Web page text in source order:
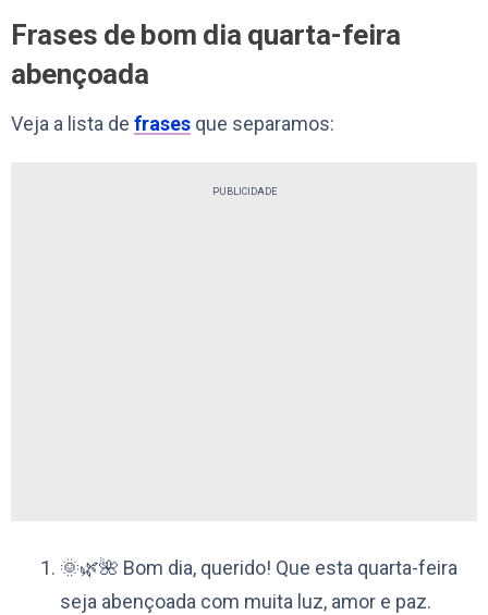
Frases de bom dia quarta-feira
abençoada
Veja a lista de frases que separamos:
PUBLICIDADE
🌞🌿🌺 Bom dia, querido! Que esta quarta-feira
seja abençoada com muita luz, amor e paz.